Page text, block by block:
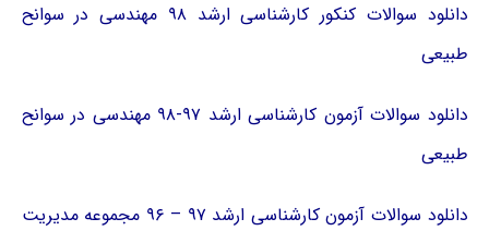
دانلود سوالات کنکور کارشناسی ارشد ۹۸ مهندسی در سوانح
طبیعی
دانلود سوالات آزمون کارشناسی ارشد ۹۷-۹۸ مهندسی در سوانح
طبیعی
دانلود سوالات آزمون کارشناسی ارشد ۹۷ – ۹۶ مجموعه مدیریت